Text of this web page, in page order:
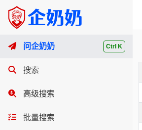
Ctrl K
问企奶奶
搜索
高级搜索
批量搜索